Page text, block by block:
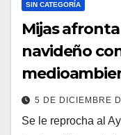
SIN CATEGORÍA
Mijas
navideño
5 DE DICIEMBRE
Se le reprocha al